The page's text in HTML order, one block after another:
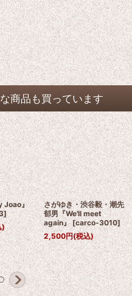
商品も買っています
Joao』
]
)
さがゆき・渋谷毅・潮先
郁男『We'll meet
again』 [carco-3010]
2,500円(税込)